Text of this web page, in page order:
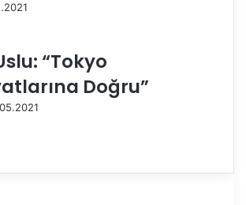
“Tokyo
Doğru”